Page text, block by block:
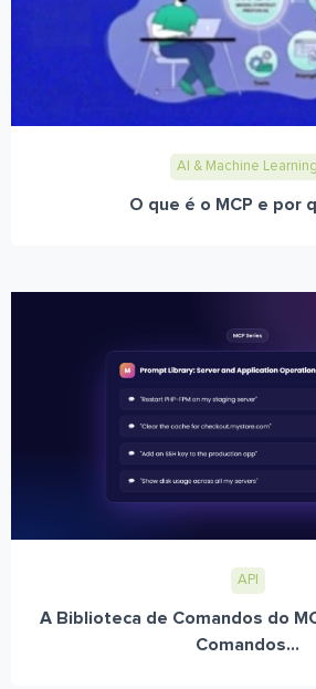
AI & Machine Learning
O que é o MCP e por
API
A Biblioteca de Comandos do
Comandos...